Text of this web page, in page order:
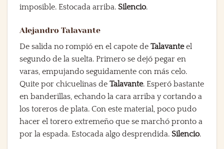
imposible. Estocada arriba. Silencio.
Alejandro Talavante
De salida no rompió en el capote de Talavanteel
segundo de la suelta. Primero se dejó pegar en
varas, empujando seguidamente con más celo.
Quite por chicuelinas de Talavante. Esperó bastante
en banderillas, echando la cara arriba y cortando a
los toreros de plata. Con este material, poco pudo
hacer el torero extremeño que se marchó pronto a
por la espada. Estocada algo desprendida. Silencio.